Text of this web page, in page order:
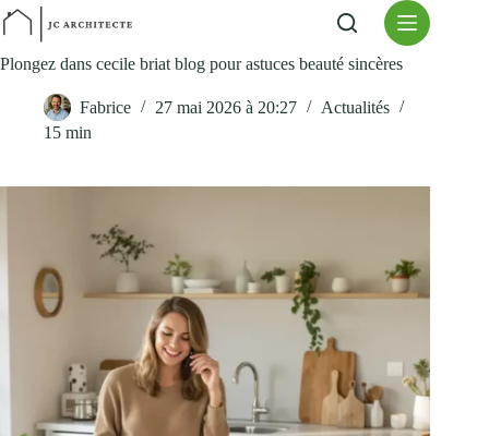
Passer
contenu
Plongez dans cecile briat blog pour astuces beauté sincères
Fabrice 27 mai 2026 à 20:27
Actualités
15 min